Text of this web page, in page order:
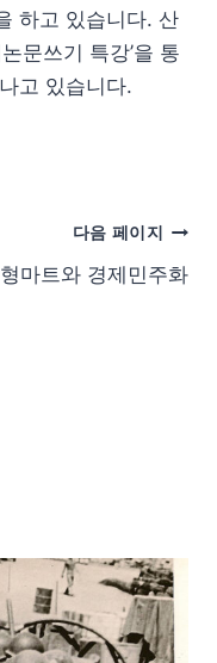
하고 있습니다. 산
문쓰기 특강’을 통
고 있습니다.
다음 페이지
마트와 경제민주화